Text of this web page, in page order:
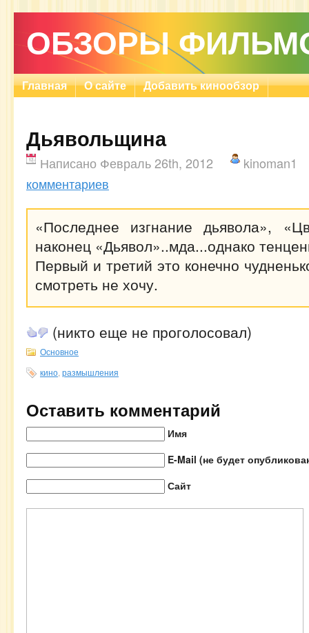
ОБЗОРЫ
Главная О сайте Добавить кинообзор
Дьявольщина
Написано Февраль 26th, 2012
kinoman1
комментариев
«Последнее изгнание дьявола»,
наконец «Дьявол»..мда...однако
Первый и третий это конечно
смотреть не хочу.
(никто еще не проголосовал)
Основное
кино размышления
Оставить комментарий
Имя
E-Mail (не будет
Сайт